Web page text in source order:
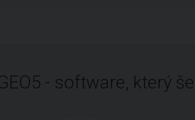
- software, který